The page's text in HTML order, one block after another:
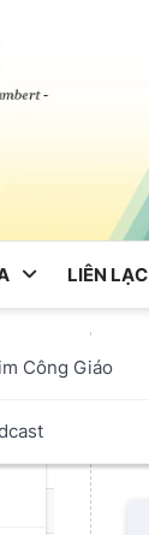
Công Giáo
LIÊN LẠC